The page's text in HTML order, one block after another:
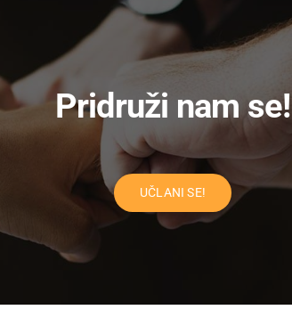
Pridruži nam se!
UČLANI SE!